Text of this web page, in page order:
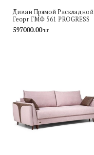
Диван Прямой Раскладной
Георг ГМФ 561 PROGRESS
597000.00 тг